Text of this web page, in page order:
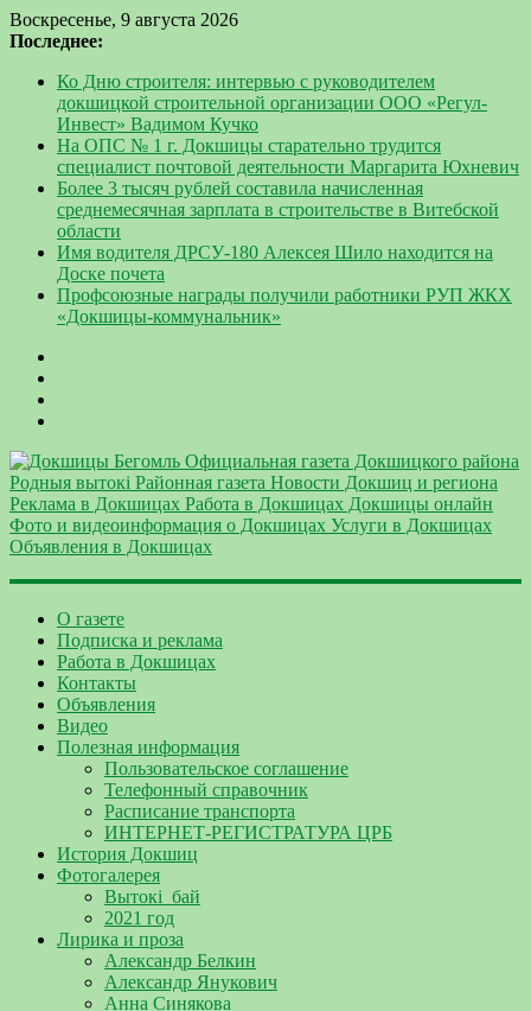
Воскресенье, 9 августа 2026
Последнее:
Ко Дню строителя: интервью с руководителем
докшицкой строительной организации ООО «Регул-
Инвест» Вадимом Кучко
На ОПС № 1 г. Докшицы старательно трудится
специалист почтовой деятельности Маргарита Юхневич
Более 3 тысяч рублей составила начисленная
среднемесячная зарплата в строительстве в Витебской
области
Имя водителя ДРСУ-180 Алексея Шило находится на
Доске почета
Профсоюзные награды получили работники РУП ЖКХ
«Докшицы-коммунальник»
О газете
Подписка и реклама
Работа в Докшицах
Контакты
Объявления
Видео
Полезная информация
Пользовательское соглашение
Телефонный справочник
Расписание транспорта
ИНТЕРНЕТ-РЕГИСТРАТУРА ЦРБ
История Докшиц
Фотогалерея
Вытокі_бай
2021 год
Лирика и проза
Александр Белкин
Александр Янукович
Анна Синякова